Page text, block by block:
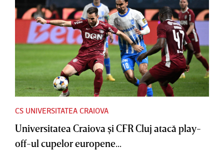
CS UNIVERSITATEA CRAIOVA
Universitatea Craiova şi CFR Cluj atacă play-
off-ul cupelor europene...